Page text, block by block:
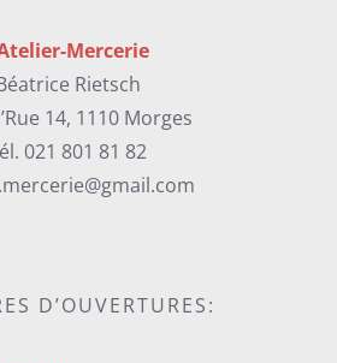
Mercerie
Rietsch
14, 1110 Morges
021 801 81 82
D’OUVERTURES: